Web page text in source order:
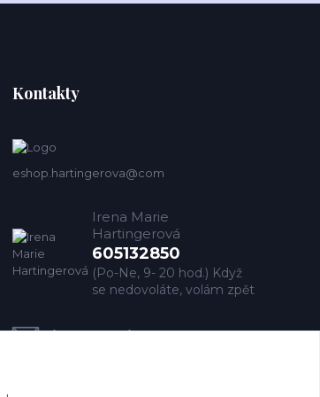
Kontakty
eshop.hartingerova@com
Irena Marie
Hartingerová
605132850
(Po-Ne, 9- 20 hod.) Když
se nedovoláte, volám zpět
imh@hartingerova.com